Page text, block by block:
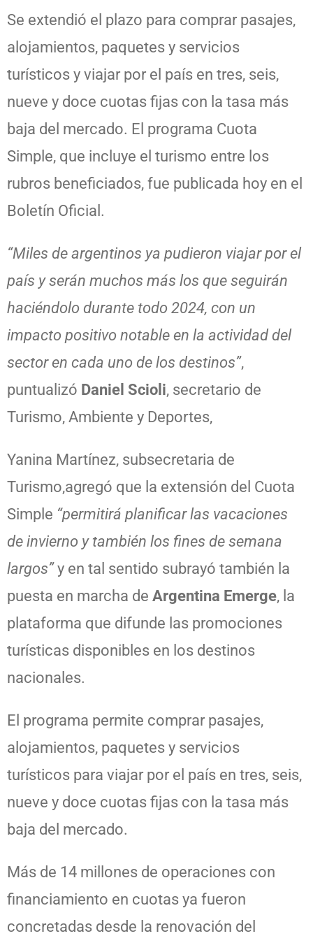
Se extendió el plazo para comprar pasajes,
alojamientos, paquetes y servicios
turísticos y viajar por el país en tres, seis,
nueve y doce cuotas fijas con la tasa más
baja del mercado. El programa Cuota
Simple, que incluye el turismo entre los
rubros beneficiados, fue publicada hoy en el
Boletín Oficial.
“Miles de argentinos ya pudieron viajar por el
país y serán muchos más los que seguirán
haciéndolo durante todo 2024, con un
impacto positivo notable en la actividad del
sector en cada uno de los destinos”,
puntualizó Daniel Scioli, secretario de
Turismo, Ambiente y Deportes,
Yanina Martínez, subsecretaria de
Turismo,agregó que la extensión del Cuota
Simple “permitirá planificar las vacaciones
de invierno y también los fines de semana
largos”y en tal sentido subrayó también la
puesta en marcha de Argentina Emerge, la
plataforma que difunde las promociones
turísticas disponibles en los destinos
nacionales.
El programa permite comprar pasajes,
alojamientos, paquetes y servicios
turísticos para viajar por el país en tres, seis,
nueve y doce cuotas fijas con la tasa más
baja del mercado.
Más de 14 millones de operaciones con
financiamiento en cuotas ya fueron
concretadas desde la renovación del